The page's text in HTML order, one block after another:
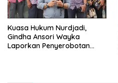
Kuasa Hukum Nurdjadi,
Gindha Ansori Wayka
Laporkan Penyerobotan